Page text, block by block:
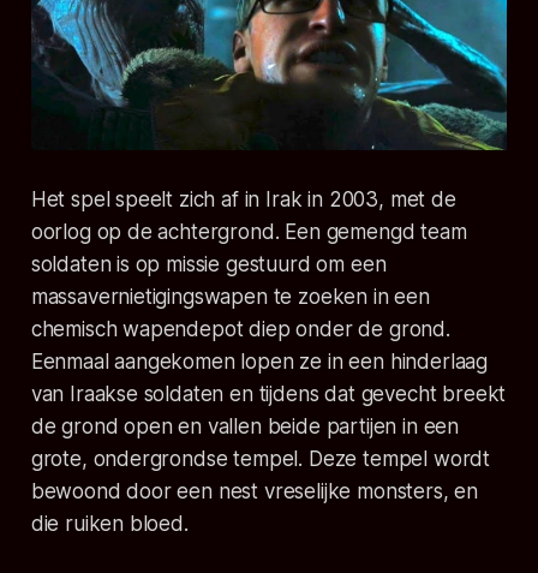
Het spel speelt zich af in Irak in 2003, met de
oorlog op de achtergrond. Een gemengd team
soldaten is op missie gestuurd om een
massavernietigingswapen te zoeken in een
chemisch wapendepot diep onder de grond.
Eenmaal aangekomen lopen ze in een hinderlaag
van Iraakse soldaten en tijdens dat gevecht breekt
de grond open en vallen beide partijen in een
grote, ondergrondse tempel. Deze tempel wordt
bewoond door een nest vreselijke monsters, en
die ruiken bloed.